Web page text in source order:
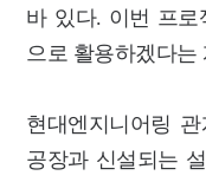
바 있다. 이번 프
으로 활용하겠다는
현대엔지니어링
공장과 신설되는